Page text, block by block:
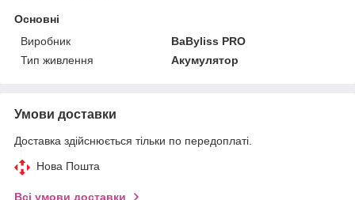
Основні
Виробник
BaByliss PRO
Тип живлення
Акумулятор
Умови доставки
Доставка здійснюється тільки по передоплаті.
Нова Пошта
Всі умови доставки